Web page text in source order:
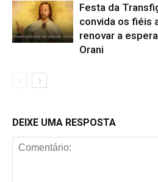
Festa da
convida os fiéis
renovar a
Orani
DEIXE UMA RESPOSTA